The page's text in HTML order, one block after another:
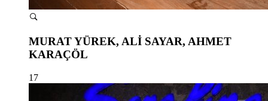
MURAT YÜREK, ALİ SAYAR, AHMET
KARAÇÖL
17